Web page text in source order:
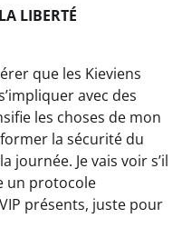
LIBERTÉ
que les Kieviens
avec des
les choses de mon
la sécurité du
journée. Je vais voir s’il
un protocole
présents, juste pour